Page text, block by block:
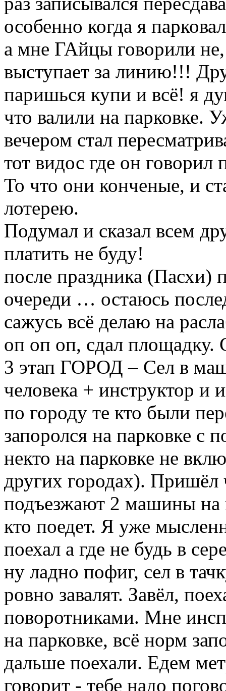
особенно когда я
а мне ГАйцы говорили
выступает за линию!!!
паришься купи и всё! я
что валили на парковке.
вечером стал
тот видос где он говорил
То что они конченые, и
лотерею.
Подумал и сказал всем
платить не буду!
после праздника
очереди … остаюсь
сажусь всё делаю на
оп оп оп, сдал площадку.
3 этап ГОРОД – Сел в
человека + инструктор и
по городу те кто были
запоролся на парковке с
некто на парковке не
других городах). Пришёл
подъезжают 2 машины на
кто поедет. Я уже
поехал а где не будь в
ну ладно пофиг, сел в
ровно завалят. Завёл,
поворотниками. Мне
на парковке, всё норм
дальше поехали. Едем
говорит - тебе надо